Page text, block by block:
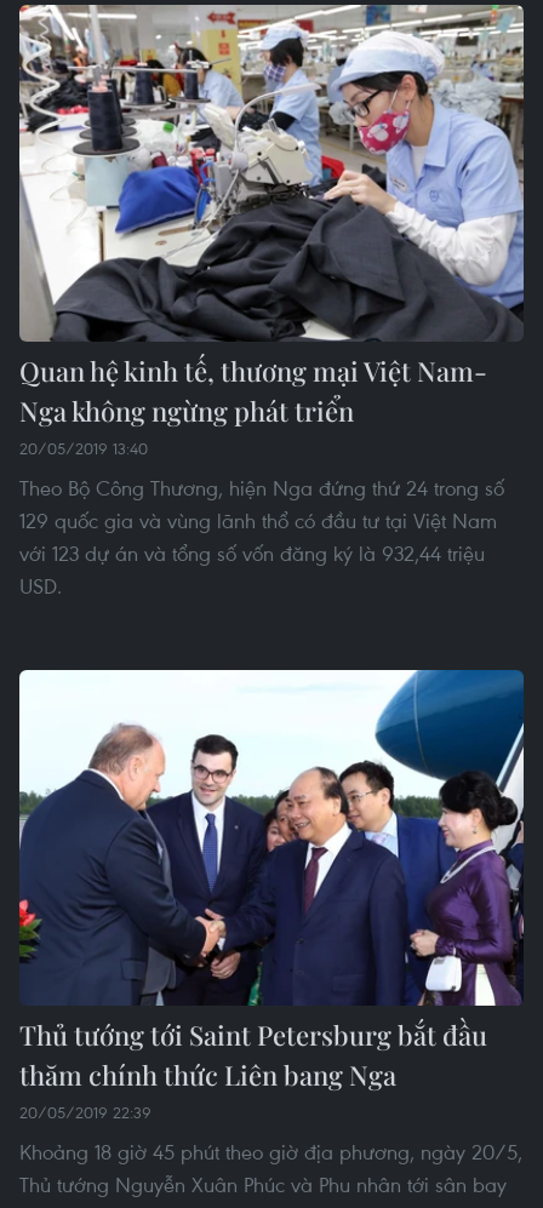
Quan hệ kinh tế, thương mại Việt Nam-
Nga không ngừng phát triển
20/05/2019 13:40
Theo Bộ Công Thương, hiện Nga đứng thứ 24 trong số
129 quốc gia và vùng lãnh thổ có đầu tư tại Việt Nam
với 123 dự án và tổng số vốn đăng ký là 932,44 triệu
USD.
Thủ tướng tới Saint Petersburg bắt đầu
thăm chính thức Liên bang Nga
20/05/2019 22:39
Khoảng 18 giờ 45 phút theo giờ địa phương, ngày 20/5,
Thủ tướng Nguyễn Xuân Phúc và Phu nhân tới sân bay